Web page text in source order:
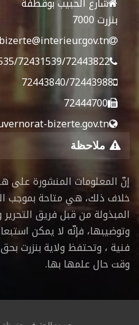
بنزرت 7000
bizerte@interieur.gov.tn
72431539/72443822
72443840/72443988
72444700
bizerte.gov.tn
ملاحظة
إنّ المعلومات المنشورة على
خلاف ذلك، هي متاحة بموجب
المبذولة من قبل فريق
وتوضيبها، فإنّه لا يمكن
فنية ، وتحتفظ ولاية بنزرت
وقت حال علمها بها.